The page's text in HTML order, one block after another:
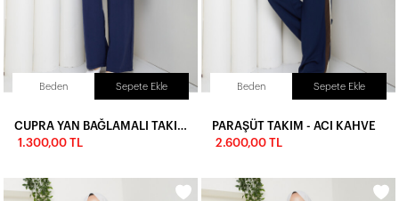
Beden Sepete Ekle
1.300,00 TL
Beden Sepete Ekle
PARAŞÜT TAKIM - ACI KAHVE
2.600,00 TL